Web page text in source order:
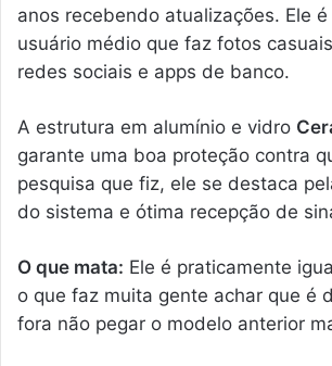
anos recebendo atualizações. Ele
usuário médio que faz fotos
redes sociais e apps de banco.
A estrutura em alumínio e vidro
garante uma boa proteção contra
pesquisa que fiz, ele se destaca
do sistema e ótima recepção de
O que mata: Ele é praticamente
o que faz muita gente achar que é
fora não pegar o modelo anterior